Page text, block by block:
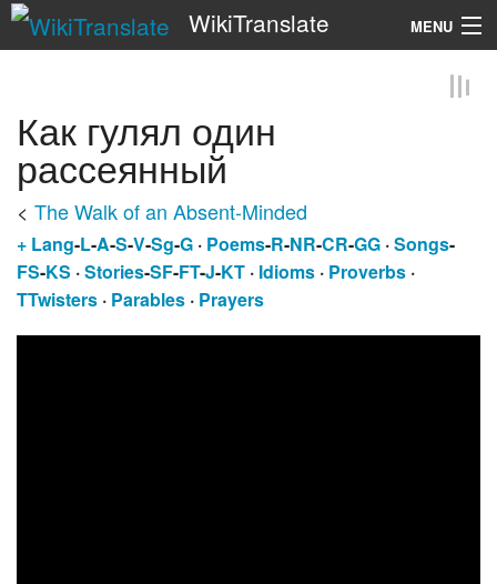
WikiTranslate MENU
Как гулял один
рассеянный
< The Walk of an Absent-Minded
+ Lang-L -A-S-V-Sg-G · Poems-R-NR-CR-GG ·Songs-
FS-KS ·Stories-SF-FT-J-KT · Idioms · Proverbs ·
TTwisters · Parables · Prayers